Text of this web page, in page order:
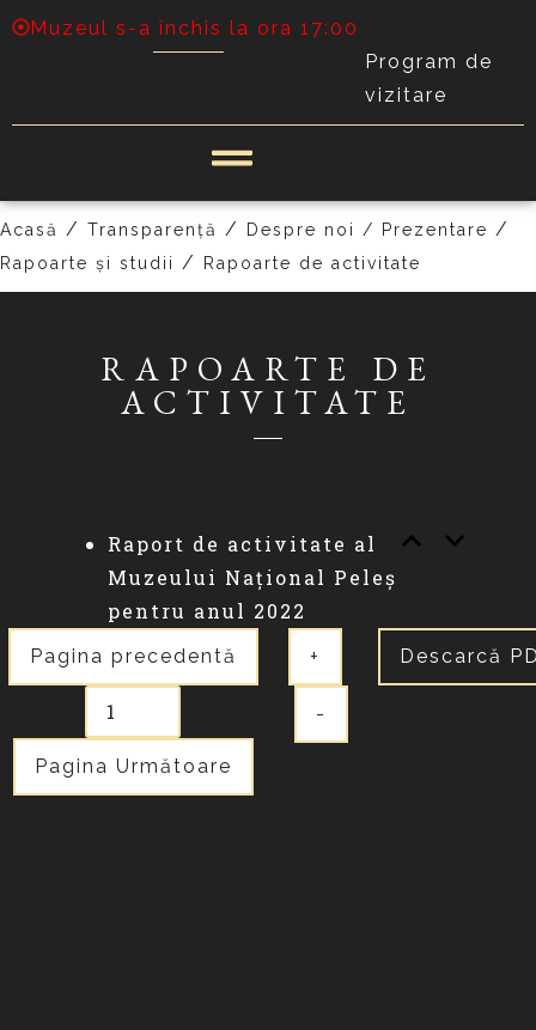
Muzeul s-a închis la ora 17:00
Program de
vizitare
Acasă / Transparență / Despre noi / Prezentare /
Rapoarte și studii / Rapoarte de activitate
RAPOARTE DE
ACTIVITATE
Raport de activitate al
Muzeului Național Peleș
pentru anul 2022
Pagina precedentă
Pagina Următoare
+
-
Descarcă